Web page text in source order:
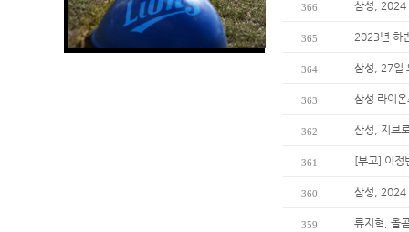
366 삼성, 2024
365 2023년 하
364 삼성, 27일
363 삼성 라이
362 삼성, 지브
361 [부고] 이정
360 삼성, 2024
359 류지혁, 올